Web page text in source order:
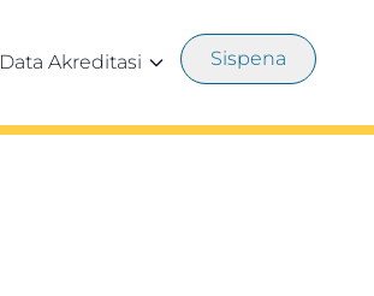
Data Akreditasi Sispena